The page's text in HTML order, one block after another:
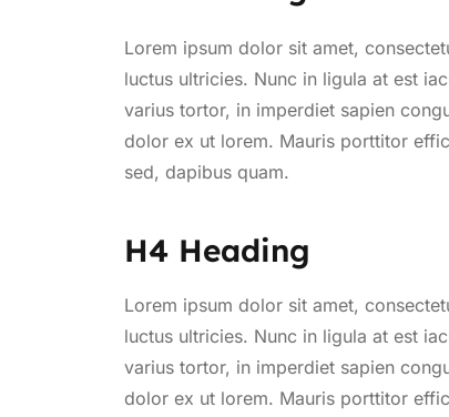
Lorem ipsum dolor sit amet,
luctus ultricies. Nunc in ligula at est
varius tortor, in imperdiet sapien
dolor ex ut lorem. Mauris porttitor
sed, dapibus quam.
H4 Heading
Lorem ipsum dolor sit amet,
luctus ultricies. Nunc in ligula at est
varius tortor, in imperdiet sapien
dolor ex ut lorem. Mauris porttitor